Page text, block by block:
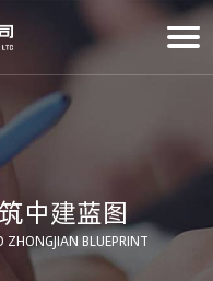
中建蓝图
ZHONGJIAN BLUEPRINT